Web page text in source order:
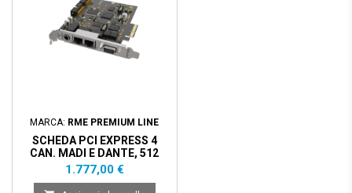
MARCA: RME PREMIUM LINE
SCHEDA PCI EXPRESS 4
CAN. MADI E DANTE, 512
CANALI I/O, 24 BIT/192KHZ
Prezzo
1.777,00 €